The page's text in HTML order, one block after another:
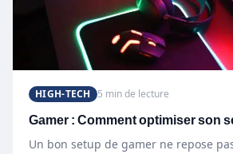
HIGH-TECH 5 min de lecture
Gamer : Comment optimiser son
Un bon setup de gamer ne repose